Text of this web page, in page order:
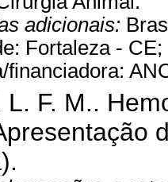
adicionais:
Fortaleza -
financiadora:
L. F. M..